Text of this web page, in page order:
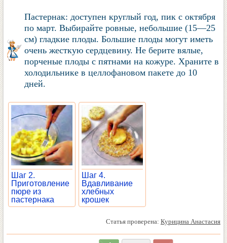
Пастернак: доступен круглый год, пик с октября
по март. Выбирайте ровные, небольшие (15—25
см) гладкие плоды. Большие плоды могут иметь
очень жесткую сердцевину. Не берите вялые,
порченые плоды с пятнами на кожуре. Храните в
холодильнике в целлофановом пакете до 10
дней.
Шаг 2.
Приготовление
пюре из
пастернака
Шаг 4.
Вдавливание
хлебных
крошек
Статья проверена: Курицина Анастасия